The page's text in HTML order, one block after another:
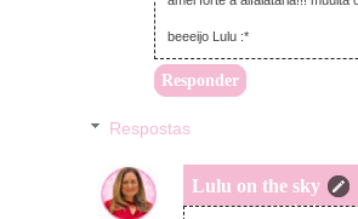
beeeijo Lulu :*
Responder
Respostas
Lulu on the sky
domingo,